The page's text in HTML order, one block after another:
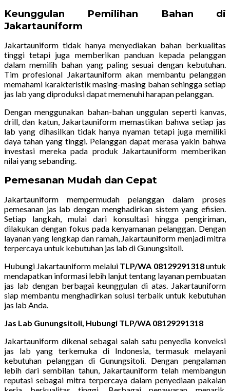
Keunggulan Pemilihan Bahan di
Jakartauniform
Jakartauniform tidak hanya menyediakan bahan berkualitas
tinggi tetapi juga memberikan panduan kepada pelanggan
dalam memilih bahan yang paling sesuai dengan kebutuhan.
Tim profesional Jakartauniform akan membantu pelanggan
memahami karakteristik masing-masing bahan sehingga setiap
jas lab yang diproduksi dapat memenuhi harapan pelanggan.
Dengan menggunakan bahan-bahan unggulan seperti kanvas,
drill, dan katun, Jakartauniform memastikan bahwa setiap jas
lab yang dihasilkan tidak hanya nyaman tetapi juga memiliki
daya tahan yang tinggi. Pelanggan dapat merasa yakin bahwa
investasi mereka pada produk Jakartauniform memberikan
nilai yang sebanding.
Pemesanan Mudah dan Cepat
Jakartauniform mempermudah pelanggan dalam proses
pemesanan jas lab dengan menghadirkan sistem yang efisien.
Setiap langkah, mulai dari konsultasi hingga pengiriman,
dilakukan dengan fokus pada kenyamanan pelanggan. Dengan
layanan yang lengkap dan ramah, Jakartauniform menjadi mitra
terpercaya untuk kebutuhan jas lab di Gunungsitoli.
Hubungi Jakartauniform melalui TLP/WA 08129291318untuk
mendapatkan informasi lebih lanjut tentang layanan pembuatan
jas lab dengan berbagai keunggulan di atas. Jakartauniform
siap membantu menghadirkan solusi terbaik untuk kebutuhan
jas lab Anda.
Jas Lab Gunungsitoli, Hubungi TLP/WA 08129291318
Jakartauniform dikenal sebagai salah satu penyedia konveksi
jas lab yang terkemuka di Indonesia, termasuk melayani
kebutuhan pelanggan di Gunungsitoli. Dengan pengalaman
lebih dari sembilan tahun, Jakartauniform telah membangun
reputasi sebagai mitra terpercaya dalam penyediaan pakaian